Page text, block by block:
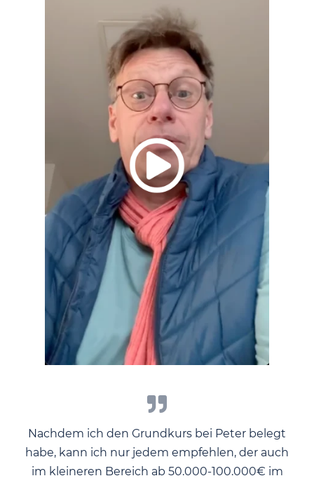
Nachdem ich den Grundkurs bei Peter belegt
habe, kann ich nur jedem empfehlen, der auch
im kleineren Bereich ab 50.000-100.000€ im